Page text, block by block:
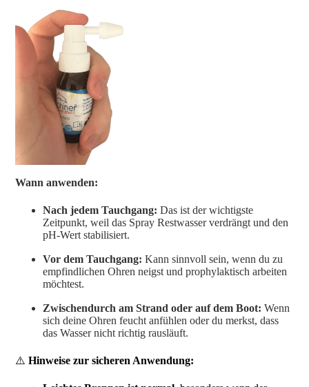
Wann anwenden:
Nach jedem Tauchgang: Das ist der wichtigste
Zeitpunkt, weil das Spray Restwasser verdrängt und den
pH-Wert stabilisiert.
Vor dem Tauchgang: Kann sinnvoll sein, wenn du zu
empfindlichen Ohren neigst und prophylaktisch arbeiten
möchtest.
Zwischendurch am Strand oder auf dem Boot: Wenn
sich deine Ohren feucht anfühlen oder du merkst, dass
das Wasser nicht richtig rausläuft.
⚠️Hinweise zur sicheren Anwendung: